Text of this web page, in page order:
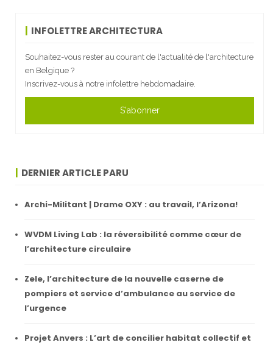
INFOLETTRE ARCHITECTURA
Souhaitez-vous rester au courant de l'actualité de l'architecture
en Belgique ?
Inscrivez-vous à notre infolettre hebdomadaire.
S'abonner
DERNIER ARTICLE PARU
Archi-Militant | Drame OXY : au travail, l’Arizona!
WVDM Living Lab : la réversibilité comme cœur de
l’architecture circulaire
Zele, l’architecture de la nouvelle caserne de
pompiers et service d’ambulance au service de
l’urgence
Projet Anvers : L’art de concilier habitat collectif et